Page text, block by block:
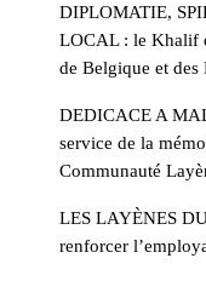
DIPLOMATIE,
LOCAL : le Khalif
de Belgique et des
DEDICACE A
service de la
Communauté
LES LAYÈNES
renforcer